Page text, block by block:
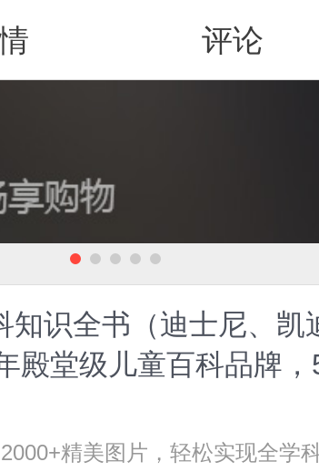
评论
知识全书（迪士尼、
殿堂级儿童百科品牌
精美图片，轻松实现全学